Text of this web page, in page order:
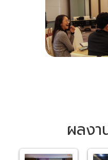
ผลงา